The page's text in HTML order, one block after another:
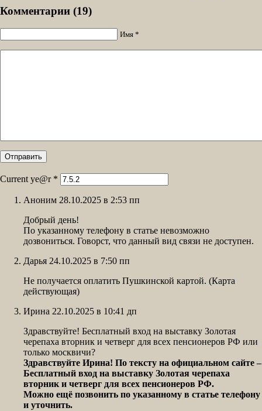
Комментарии (19)
Имя *
Current ye@r *
Аноним 28.10.2025 в 2:53 пп
Добрый день!
По указанному телефону в статье невозможно
дозвониться. Говорст, что данный вид связи не доступен.
Дарья 24.10.2025 в 7:50 пп
Не получается оплатить Пушкинской картой. (Карта
действующая)
Ирина 22.10.2025 в 10:41 дп
Здравствуйте! Бесплатный вход на выставку Золотая
черепаха вторник и четверг для всех пенсионеров РФ или
только москвичи?
Здравствуйте Ирина! По тексту на официальном сайте –
Бесплатный вход на выставку Золотая черепаха
вторник и четверг для всех пенсионеров РФ.
Можно ещё позвонить по указанному в статье телефону
и уточнить.